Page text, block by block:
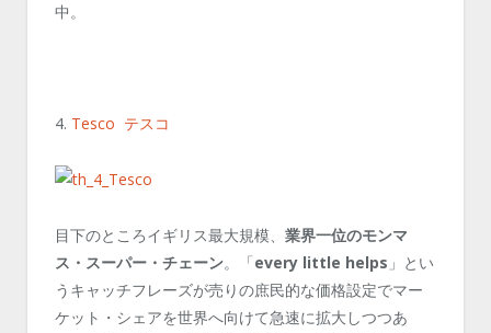
中。
4. Tesco テスコ
目下のところイギリス最大規模、 業界一位のモンマ
ス・スーパー・チェーン。「every little helps 」とい
うキャッチフレーズが売りの庶民的な価格設定でマー
ケット・シェアを世界へ向けて急速に拡大しつつあ